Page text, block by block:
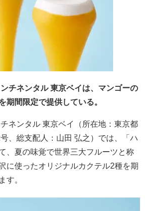
チネンタル 東京ベイは、マンゴーの
期間限定で提供している。
ネンタル 東京ベイ（所在地：東京都
、総支配人：山田 弘之）では、「ハ
、夏の味覚で世界三大フルーツと称
に使ったオリジナルカクテル2種を期
す。